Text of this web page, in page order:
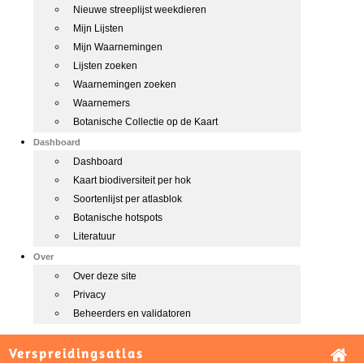
Nieuwe streeplijst weekdieren
Mijn Lijsten
Mijn Waarnemingen
Lijsten zoeken
Waarnemingen zoeken
Waarnemers
Botanische Collectie op de Kaart
Dashboard
Dashboard
Kaart biodiversiteit per hok
Soortenlijst per atlasblok
Botanische hotspots
Literatuur
Over
Over deze site
Privacy
Beheerders en validatoren
Verspreidingsatlas